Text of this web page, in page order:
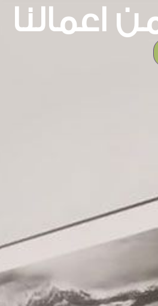
اعمالنا
بجد من أرقى الناس
والاهتمام بالتفاصيل
..مش اخر تعامل بإذن